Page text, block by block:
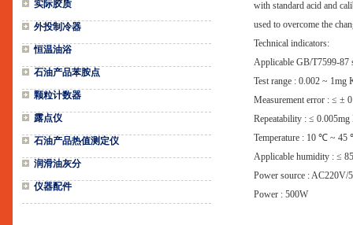
实际胶质
外投制冷器
恒温油浴
石油产品苯胺点
颗粒计数器
露点仪
石油产品热值测定仪
润滑油灰分
仪器配件
with standard acid and
used to overcome the
Technical indicators:
Applicable GB/T7599-87
Test range : 0.002 ~ 1mg
Measurement error : ≤ ±
Repeatability : ≤
Temperature : 10 ℃ ~
Applicable humidity : ≤
Power source : AC220V/
Power : 500W